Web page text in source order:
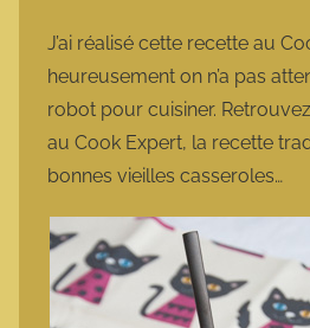
J’ai réalisé cette recette au
heureusement on n’a pas
robot pour cuisiner.
au Cook Expert, la recette
bonnes vieilles casseroles…